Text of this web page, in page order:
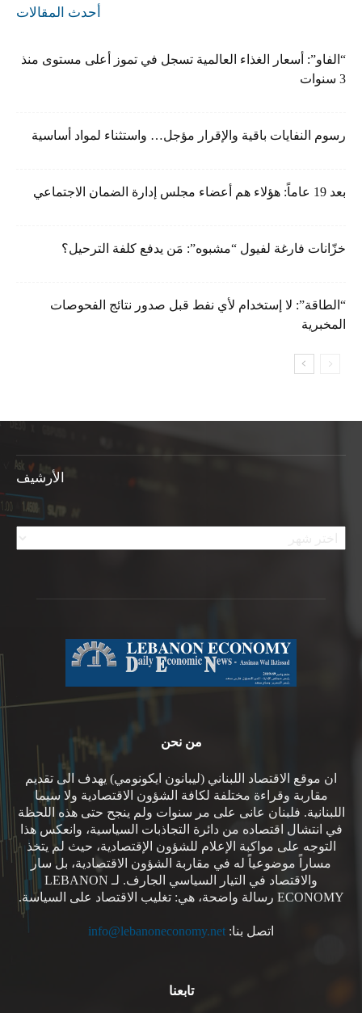
أحدث المقالات
“الفاو”: أسعار الغذاء العالمية تسجل في تموز أعلى مستوى منذ
3 سنوات
رسوم النفايات باقية والإقرار مؤجل… واستثناء لمواد أساسية
بعد 19 عاماً: هؤلاء هم أعضاء مجلس إدارة الضمان الاجتماعي
خزّانات فارغة لفيول “مشبوه”: مَن يدفع كلفة الترحيل؟
“الطاقة”: لا إستخدام لأي نفط قبل صدور نتائج الفحوصات
المخبرية
الأرشيف
الأرشيف
من نحن
ان موقع الاقتصاد اللبناني (ليبانون ايكونومي) يهدف الى تقديم
مقاربة وقراءة مختلفة لكافة الشؤون الاقتصادية ولا سيما
اللبنانية. فلبنان عانى على مر سنوات ولم ينجح حتى هذه اللحظة
في انتشال اقتصاده من دائرة التجاذبات السياسية، وانعكس هذا
التوجه على مواكبة الإعلام للشؤون الإقتصادية، حيث لم يتخذ
مساراً موضوعياً له في مقاربة الشؤون الاقتصادية، بل سار
والاقتصاد في التيار السياسي الجارف. لـ LEBANON
ECONOMY رسالة واضحة، هي: تغليب الاقتصاد على السياسة.
اتصل بنا: info@lebanoneconomy.net
تابعنا